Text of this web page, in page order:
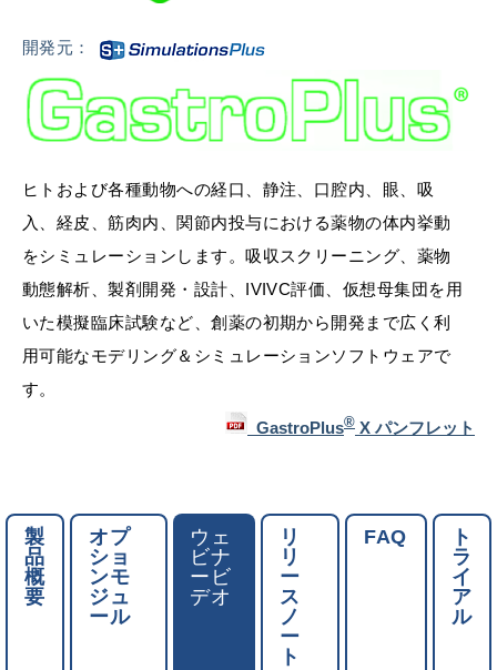
開発元：
ヒトおよび各種動物への経口、静注、口腔内、眼、吸
入、経皮、筋肉内、関節内投与における薬物の体内挙動
をシミュレーションします。吸収スクリーニング、薬物
動態解析、製剤開発・設計、IVIVC評価、仮想母集団を用
いた模擬臨床試験など、創薬の初期から開発まで広く利
用可能なモデリング＆シミュレーションソフトウェアで
す。
GastroPlus® X パンフレット
製
品
概
要
オプ
ショ
ンモ
ジュ
ール
ウェ
ビナ
ービ
デオ
リ
リ
ー
ス
ノ
ー
ト
FAQ
ト
ラ
イ
ア
ル